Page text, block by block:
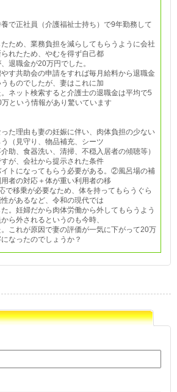
で正社員（介護福祉士持ち）で9年勤務して
ため、業務負担を減らしてもらうように会社
れたため、やむを得ず自己都
退職金が20万円でした。
す共助会の申請をすれば毎月給料から退職金
ものでしたが、妻はこれに加
ネット検索すると介護士の退職金は平均で5
という情報があり驚いています
た理由も妻の妊娠に伴い、肉体負担の少ない
（見守り、物品補充、シーツ
助、食器洗い、清掃、不穏入居者の傾聴等）
が、会社から提示された条件
トになってもらう必要がある。②風呂場の補
者の対応＋体が重い利用者の移
で移乗が必要なため、体を持ってもらうぐら
があるなど、令和の現代では
。妊婦だから肉体労働から外してもらうよう
ら外されるというのも今時、
これが原因で妻の評価が一気に下がって20万
なったのでしょうか？